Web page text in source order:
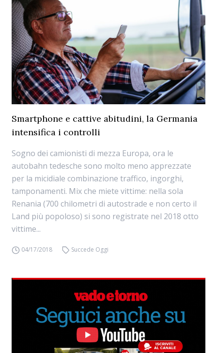
Smartphone e cattive abitudini, la Germania
intensifica i controlli
Sogno dei camionisti di mezza Europa, ora le
autobahn tedesche sono molto meno apprezzate
per la micidiale combinazione traffico, ingorghi,
tamponamenti. Mix che miete vittime: nella sola
Renania (700 chilometri di autostrade e non certo il
Land più popoloso) si sono registrate nel 2018 otto
vittime...
04/17/2018 Succede Oggi